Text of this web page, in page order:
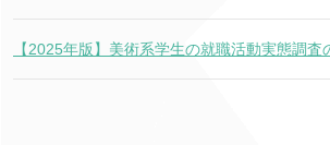
【2025年版】美術系学生の就職活動実態調査